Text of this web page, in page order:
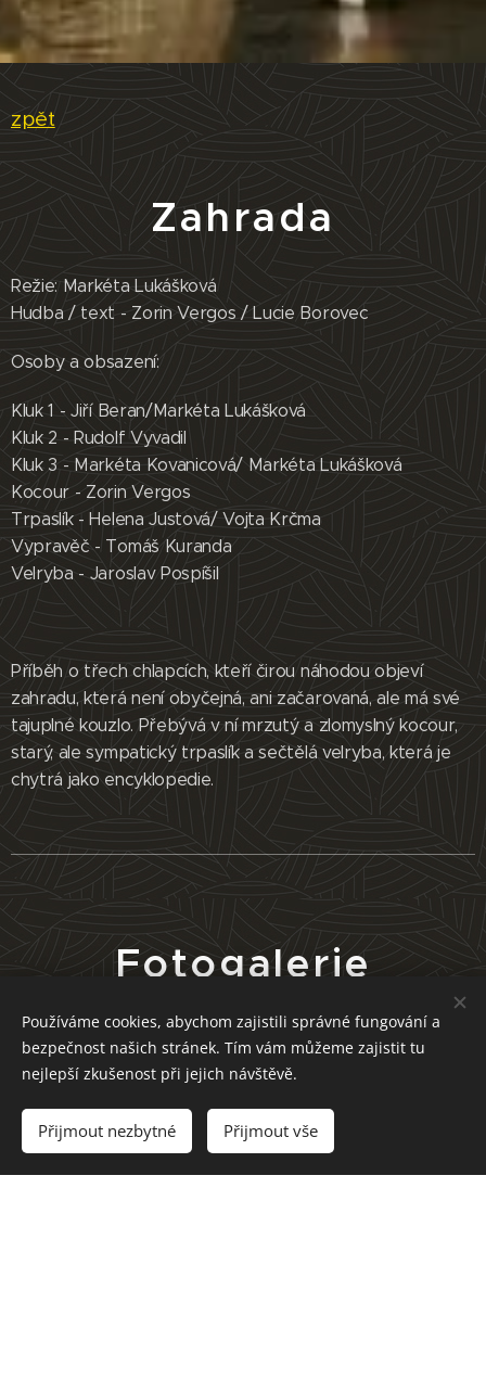
zpět
Zahrada
Režie: Markéta Lukášková
Hudba / text - Zorin Vergos / Lucie Borovec
Osoby a obsazení:
Kluk 1 - Jiří Beran/Markéta Lukášková
Kluk 2 - Rudolf Vyvadil
Kluk 3 - Markéta Kovanicová/ Markéta Lukášková
Kocour - Zorin Vergos
Trpaslík - Helena Justová/ Vojta Krčma
Vypravěč - Tomáš Kuranda
Velryba - Jaroslav Pospíšil
Příběh o třech chlapcích, kteří čirou náhodou objeví
zahradu, která není obyčejná, ani začarovaná, ale má své
tajuplné kouzlo. Přebývá v ní mrzutý a zlomyslný kocour,
starý, ale sympatický trpaslík a sečtělá velryba, která je
chytrá jako encyklopedie.
Fotogalerie
Používáme cookies, abychom zajistili správné fungování a
bezpečnost našich stránek. Tím vám můžeme zajistit tu
nejlepší zkušenost při jejich návštěvě.
Přijmout nezbytné Přijmout vše